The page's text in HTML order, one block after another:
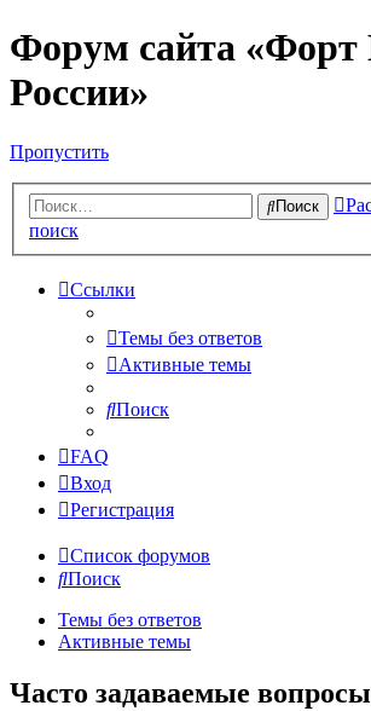
Форум сайта «Форт
России»
Пропустить
Поиск
поиск
Ссылки
Темы без ответов
Активные темы
Поиск
FAQ
Вход
Регистрация
Список форумов
Поиск
Темы без ответов
Активные темы
Часто задаваемые вопросы